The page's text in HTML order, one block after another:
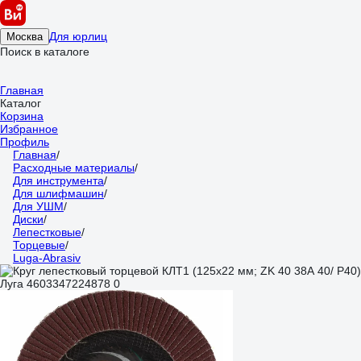
Москва Для юрлиц
Поиск в каталоге
Главная
Каталог
Корзина
Избранное
Профиль
Главная/
Расходные материалы/
Для инструмента/
Для шлифмашин/
Для УШМ/
Диски/
Лепестковые/
Торцевые/
Luga-Abrasiv